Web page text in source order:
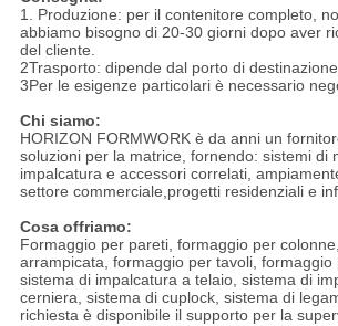
1. Produzione: per il contenitore completo,
abbiamo bisogno di 20-30 giorni dopo aver
del cliente.
2Trasporto: dipende dal porto di
3Per le esigenze particolari è necessario
Chi siamo:
HORIZON FORMWORK è da anni un
soluzioni per la matrice, fornendo: sistemi di
impalcatura e accessori correlati,
settore commerciale,progetti residenziali e
Cosa offriamo:
Formaggio per pareti, formaggio per
arrampicata, formaggio per tavoli, formaggio
sistema di impalcatura a telaio, sistema di
cerniera, sistema di cuplock, sistema di
richiesta è disponibile il supporto per la